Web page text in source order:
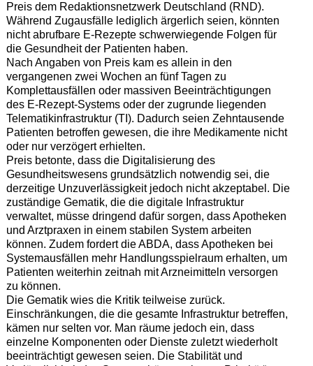
Preis dem Redaktionsnetzwerk Deutschland (RND).
Während Zugausfälle lediglich ärgerlich seien, könnten
nicht abrufbare E-Rezepte schwerwiegende Folgen für
die Gesundheit der Patienten haben.
Nach Angaben von Preis kam es allein in den
vergangenen zwei Wochen an fünf Tagen zu
Komplettausfällen oder massiven Beeinträchtigungen
des E-Rezept-Systems oder der zugrunde liegenden
Telematikinfrastruktur (TI). Dadurch seien Zehntausende
Patienten betroffen gewesen, die ihre Medikamente nicht
oder nur verzögert erhielten.
Preis betonte, dass die Digitalisierung des
Gesundheitswesens grundsätzlich notwendig sei, die
derzeitige Unzuverlässigkeit jedoch nicht akzeptabel. Die
zuständige Gematik, die die digitale Infrastruktur
verwaltet, müsse dringend dafür sorgen, dass Apotheken
und Arztpraxen in einem stabilen System arbeiten
können. Zudem fordert die ABDA, dass Apotheken bei
Systemausfällen mehr Handlungsspielraum erhalten, um
Patienten weiterhin zeitnah mit Arzneimitteln versorgen
zu können.
Die Gematik wies die Kritik teilweise zurück.
Einschränkungen, die die gesamte Infrastruktur betreffen,
kämen nur selten vor. Man räume jedoch ein, dass
einzelne Komponenten oder Dienste zuletzt wiederholt
beeinträchtigt gewesen seien. Die Stabilität und